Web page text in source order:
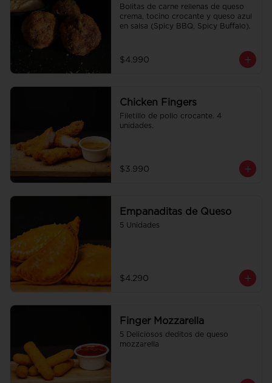
Bolitas de carne rellenas de queso
crema, tocino crocante y queso azul
en salsa (Spicy BBQ, Spicy Buffalo).
$4.990
Chicken Fingers
Filetillo de pollo crocante. 4
unidades.
$3.990
Empanaditas de Queso
5 Unidades
$4.290
Finger Mozzarella
5 Deliciosos deditos de queso
mozzarella